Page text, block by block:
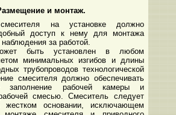
и монтаж.
на установке должно
доступ к нему для монтажа
за работой.
быть установлен в любом
минимальных изгибов и длины
трубопроводов технологической
смесителя должно обеспечивать
заполнение рабочей камеры и
смесью. Смеситель следует
жестком основании, исключающем